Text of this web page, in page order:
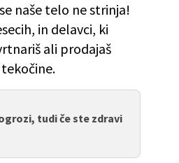
naše telo ne strinja!
in delavci, ki
ali prodajaš
tudi če ste zdravi